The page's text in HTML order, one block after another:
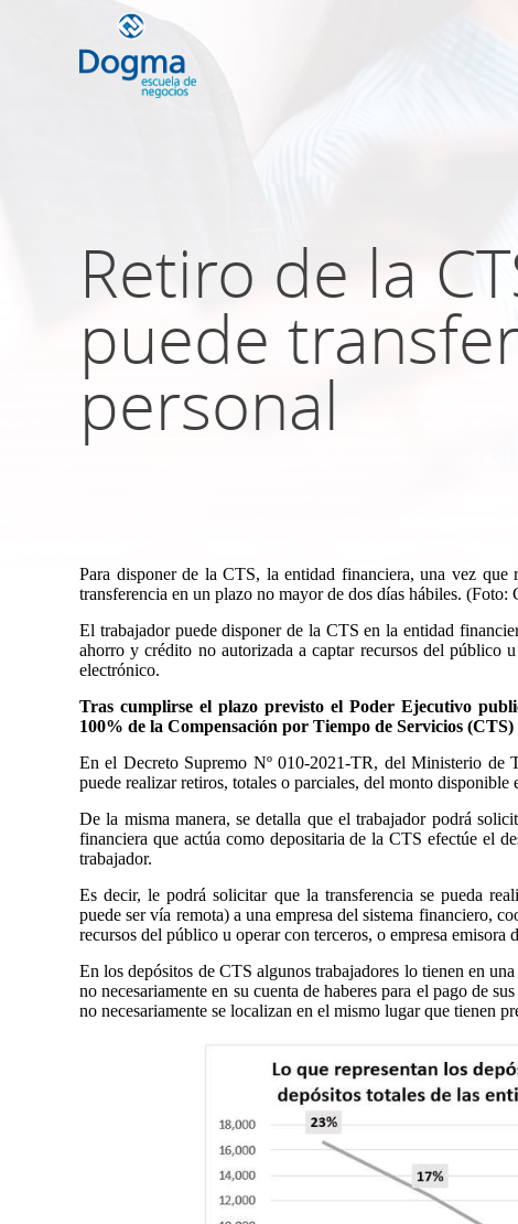
Retiro de la
puede
personal
Para disponer de la CTS, la entidad financiera, una vez que
transferencia en un plazo no mayor de dos días hábiles. (Foto:
El trabajador puede disponer de la CTS en la entidad
ahorro y crédito no autorizada a captar recursos del público
electrónico.
Tras cumplirse el plazo previsto el Poder Ejecutivo
100% de la Compensación por Tiempo de Servicios
En el Decreto Supremo Nº 010-2021-TR, del Ministerio de
puede realizar retiros, totales o parciales, del monto disponible
De la misma manera, se detalla que el trabajador podrá
financiera que actúa como depositaria de la CTS efectúe el
trabajador.
Es decir, le podrá solicitar que la transferencia se pueda
puede ser vía remota) a una empresa del sistema financiero,
recursos del público u operar con terceros, o empresa emisora
En los depósitos de CTS algunos trabajadores lo tienen en
no necesariamente en su cuenta de haberes para el pago de
no necesariamente se localizan en el mismo lugar que tienen
próximos cursos
TRIBUTACIÓN INTERNACIONAL | TODO
NO DOMICILIADOS